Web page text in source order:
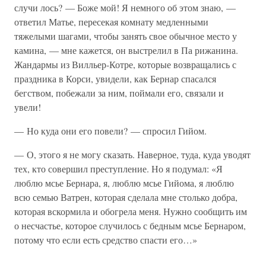
случи лось? — Боже мой! Я немного об этом знаю, —
ответил Матье, пересекая комнату медленными
тяжелыми шагами, чтобы занять свое обычное место у
камина, — мне кажется, он выстрелил в Па рижанина.
Жандармы из Вилльер-Котре, которые возвращались с
праздника в Корси, увидели, как Бернар спасался
бегством, побежали за ним, поймали его, связали и
увели!
— Но куда они его повели? — спросил Гийом.
— О, этого я не могу сказать. Наверное, туда, куда уводят
тех, кто совершил преступление. Но я подумал: «Я
люблю мсье Бернара, я, люблю мсье Гийома, я люблю
всю семью Ватрен, которая сделала мне столько добра,
которая вскормила и обогрела меня. Нужно сообщить им
о несчастье, которое случилось с бедным мсье Бернаром,
потому что если есть средство спасти его…»